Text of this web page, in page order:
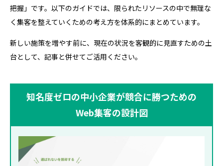
把握」です。以下のガイドでは、限られたリソースの中で無理な
く集客を整えていくための考え方を体系的にまとめています。
新しい施策を増やす前に、現在の状況を客観的に見直すための土
台として、記事と併せてご活用ください。
知名度ゼロの中小企業が競合に勝つための
Web集客の設計図